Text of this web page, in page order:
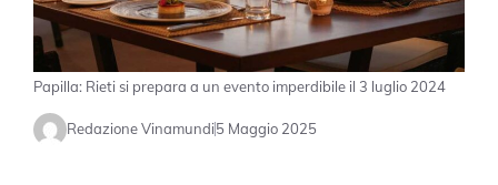
Papilla: Rieti si prepara a un evento imperdibile il 3 luglio 2024
Redazione Vinamundi5 Maggio 2025